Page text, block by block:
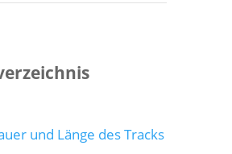
und Länge des Tracks